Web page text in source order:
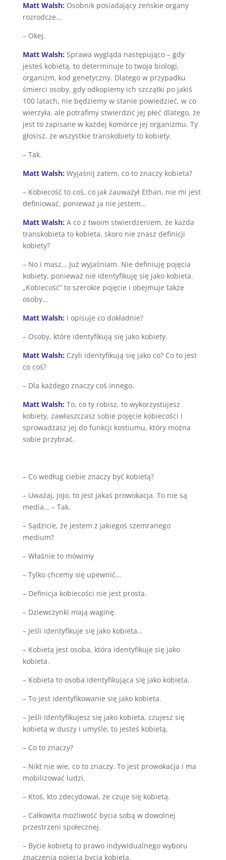
Matt Walsh: Osobnik posiadający żeńskie organy
rozrodcze…
– Okej.
Matt Walsh: Sprawa wygląda następująco – gdy
jesteś kobietą, to determinuje to twoja biologi,
organizm, kod genetyczny. Dlatego w przypadku
śmierci osoby, gdy odkopiemy ich szczątki po jakiś
100 latach, nie będziemy w stanie powiedzieć, w co
wierzyła, ale potrafimy stwierdzić jej płeć dlatego, że
jest to zapisane w każdej komórce jej organizmu. Ty
głosisz, że wszystkie transkobiety to kobiety.
– Tak.
Matt Walsh: Wyjaśnij zatem, co to znaczy kobieta?
– Kobiecość to coś, co jak zauważył Ethan, nie mi jest
definiować, ponieważ ja nie jestem…
Matt Walsh: A co z twoim stwierdzeniem, że każda
transkobieta to kobieta, skoro nie znasz definicji
kobiety?
– No i masz… Już wyjaśniam. Nie definiuję pojęcia
kobiety, ponieważ nie identyfikuję się jako kobieta.
„Kobiecość” to szerokie pojęcie i obejmuje także
osoby…
Matt Walsh: I opisuje co dokładnie?
– Osoby, które identyfikują się jako kobiety.
Matt Walsh: Czyli identyfikują się jako co? Co to jest
co coś?
– Dla każdego znaczy coś innego.
Matt Walsh: To, co ty robisz, to wykorzystujesz
kobiety, zawłaszczasz sobie pojęcie kobiecości i
sprowadzasz jej do funkcji kostiumu, który można
sobie przybrać.
– Co według ciebie znaczy być kobietą?
– Uważaj, JoJo, to jest jakaś prowokacja. To nie są
media… – Tak.
– Sądzicie, że jestem z jakiegoś szemranego
medium?
– Właśnie to mówimy
– Tylko chcemy się upewnić…
– Definicja kobiecości nie jest prosta.
– Dziewczynki mają waginę.
– Jeśli identyfikuje się jako kobieta…
– Kobietą jest osoba, która identyfikuje się jako
kobieta.
– Kobieta to osoba identyfikująca się jako kobieta.
– To jest identyfikowanie się jako kobieta.
– Jeśli identyfikujesz się jako kobieta, czujesz się
kobietą w duszy i umyśle, to jesteś kobietą.
– Co to znaczy?
– Nikt nie wie, co to znaczy. To jest prowokacja i ma
mobilizować ludzi.
– Ktoś, kto zdecydował, że czuje się kobietą.
– Całkowita możliwość bycia sobą w dowolnej
przestrzeni społecznej.
– Bycie kobietą to prawo indywidualnego wyboru
znaczenia pojęcia bycia kobietą.